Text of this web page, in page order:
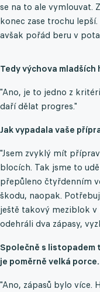
se na to ale vymlouvat.
konec zase trochu
avšak pořád beru v
Tedy výchova mladších
"Ano, je to jedno z
daří dělat progres."
Jak vypadala vaše
"Jsem zvyklý mít
blocích. Tak jsme to
přepůleno čtyřdenním
škodu, naopak.
ještě takový meziblok
odehráli dva zápasy,
Společně s listopadem
je poměrně velká
"Ano, zápasů bylo více.